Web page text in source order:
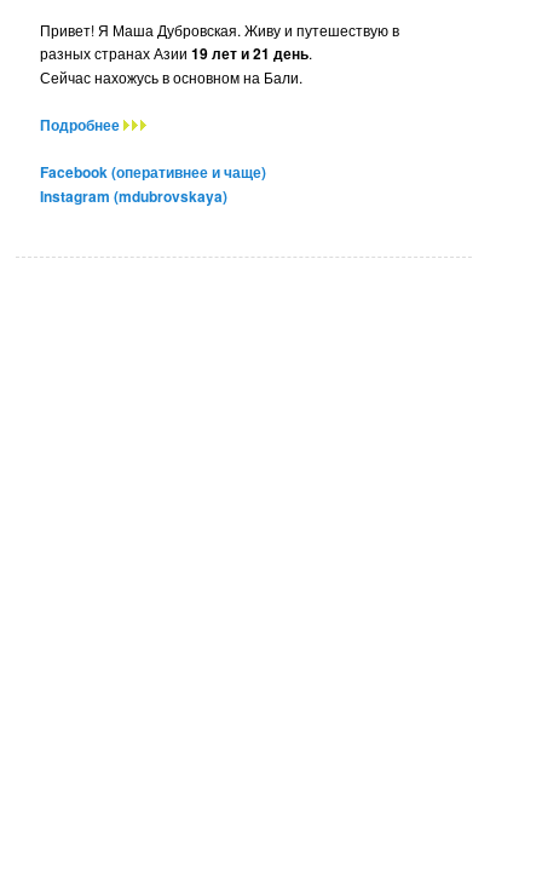
Привет! Я Маша Дубровская. Живу и путешествую в
разных странах Азии19 лет и 21 день.
Сейчас нахожусь в основном на Бали.
Подробнее
Facebook (оперативнее и чаще)
Instagram (mdubrovskaya)